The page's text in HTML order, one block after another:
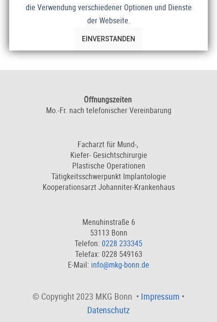
die Verwendung verschiedener Optionen und Dienste
der Webseite.
EINVERSTANDEN
Öffnungszeiten
Mo.-Fr. nach telefonischer Vereinbarung
Facharzt für Mund-,
Kiefer- Gesichtschirurgie
Plastische Operationen
Tätigkeitsschwerpunkt Implantologie
Kooperationsarzt Johanniter-Krankenhaus
Menuhinstraße 6
53113 Bonn
Telefon: 0228 233345
Telefax: 0228 549163
E-Mail: info@mkg-bonn.de
© Copyright 2023 MKG Bonn • Impressum •
Datenschutz